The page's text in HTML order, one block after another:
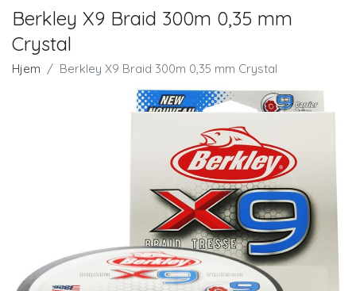
Berkley X9 Braid 300m 0,35 mm
Crystal
Hjem Berkley X9 Braid 300m 0,35 mm Crystal